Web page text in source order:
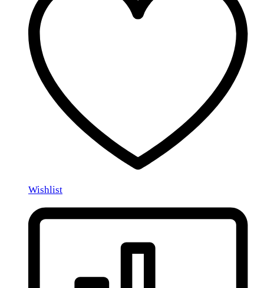
Wishlist